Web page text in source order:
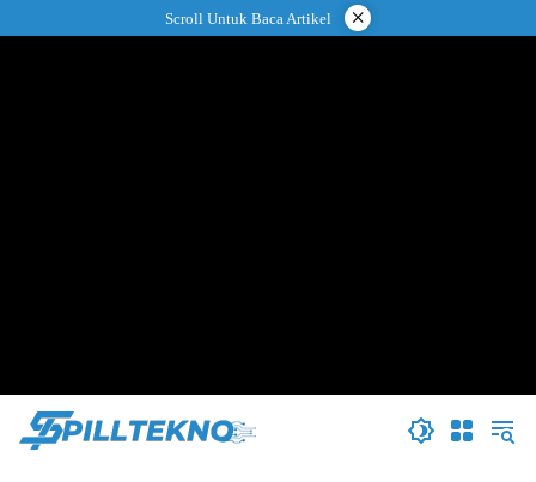
ke
Scroll Untuk Baca Artikel ×